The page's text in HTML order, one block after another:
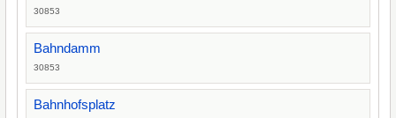
30853
Bahndamm
30853
Bahnhofsplatz